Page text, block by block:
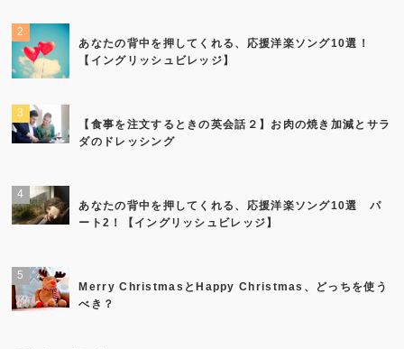
あなたの背中を押してくれる、応援洋楽ソング10選！
【イングリッシュビレッジ】
【食事を注文するときの英会話２】お肉の焼き加減とサラ
ダのドレッシング
あなたの背中を押してくれる、応援洋楽ソング10選 パ
ート2！【イングリッシュビレッジ】
Merry ChristmasとHappy Christmas、どっちを使う
べき？